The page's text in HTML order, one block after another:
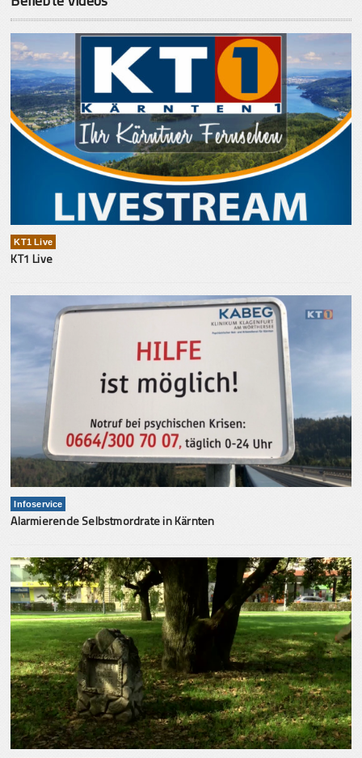
KT1 Live
KT1 Live
Infoservice
Alarmierende Selbstmordrate in Kärnten